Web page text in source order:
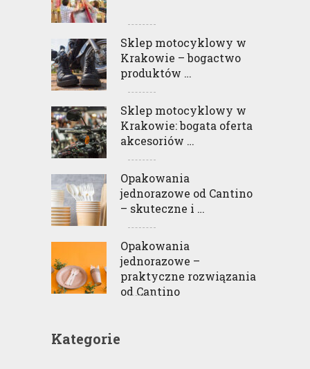
Sklep motocyklowy w
Krakowie – bogactwo
produktów …
Sklep motocyklowy w
Krakowie: bogata oferta
akcesoriów …
Opakowania
jednorazowe od Cantino
– skuteczne i …
Opakowania
jednorazowe –
praktyczne rozwiązania
od Cantino
Kategorie